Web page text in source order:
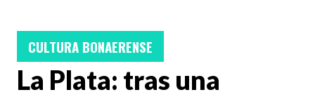
La Plata: tras una
CULTURA BONAERENSE